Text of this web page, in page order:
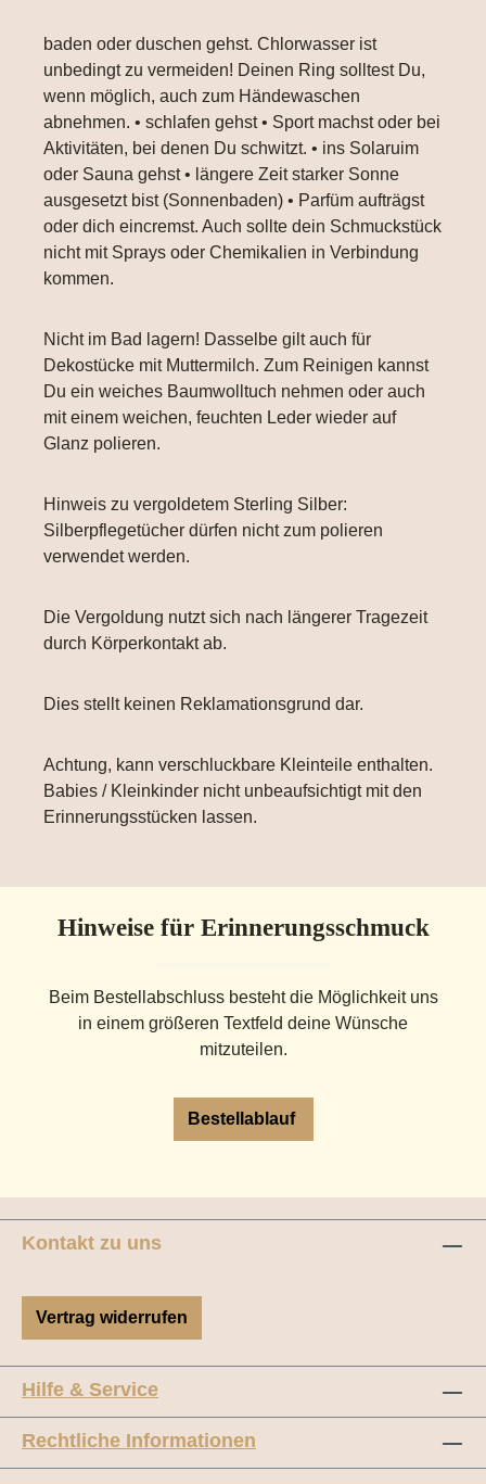
baden oder duschen gehst. Chlorwasser ist
unbedingt zu vermeiden! Deinen Ring solltest Du,
wenn möglich, auch zum Händewaschen
abnehmen. • schlafen gehst • Sport machst oder bei
Aktivitäten, bei denen Du schwitzt. • ins Solaruim
oder Sauna gehst • längere Zeit starker Sonne
ausgesetzt bist (Sonnenbaden) • Parfüm aufträgst
oder dich eincremst. Auch sollte dein Schmuckstück
nicht mit Sprays oder Chemikalien in Verbindung
kommen.
Nicht im Bad lagern! Dasselbe gilt auch für
Dekostücke mit Muttermilch. Zum Reinigen kannst
Du ein weiches Baumwolltuch nehmen oder auch
mit einem weichen, feuchten Leder wieder auf
Glanz polieren.
Hinweis zu vergoldetem Sterling Silber:
Silberpflegetücher dürfen nicht zum polieren
verwendet werden.
Die Vergoldung nutzt sich nach längerer Tragezeit
durch Körperkontakt ab.
Dies stellt keinen Reklamationsgrund dar.
Achtung, kann verschluckbare Kleinteile enthalten.
Babies / Kleinkinder nicht unbeaufsichtigt mit den
Erinnerungsstücken lassen.
Hinweise für Erinnerungsschmuck
Beim Bestellabschluss besteht die Möglichkeit uns
in einem größeren Textfeld deine Wünsche
mitzuteilen.
Bestellablauf
Kontakt zu uns
Vertrag widerrufen
Hilfe & Service
Rechtliche Informationen